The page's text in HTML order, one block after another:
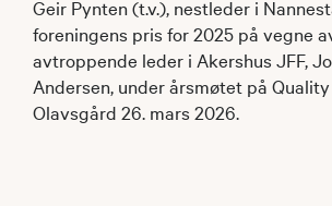
Geir Pynten (t.v.), nestleder i
foreningens pris for 2025 på vegne
avtroppende leder i Akershus JFF,
Andersen, under årsmøtet på
Olavsgård 26. mars 2026.